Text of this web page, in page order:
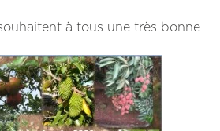
à tous une très bonne